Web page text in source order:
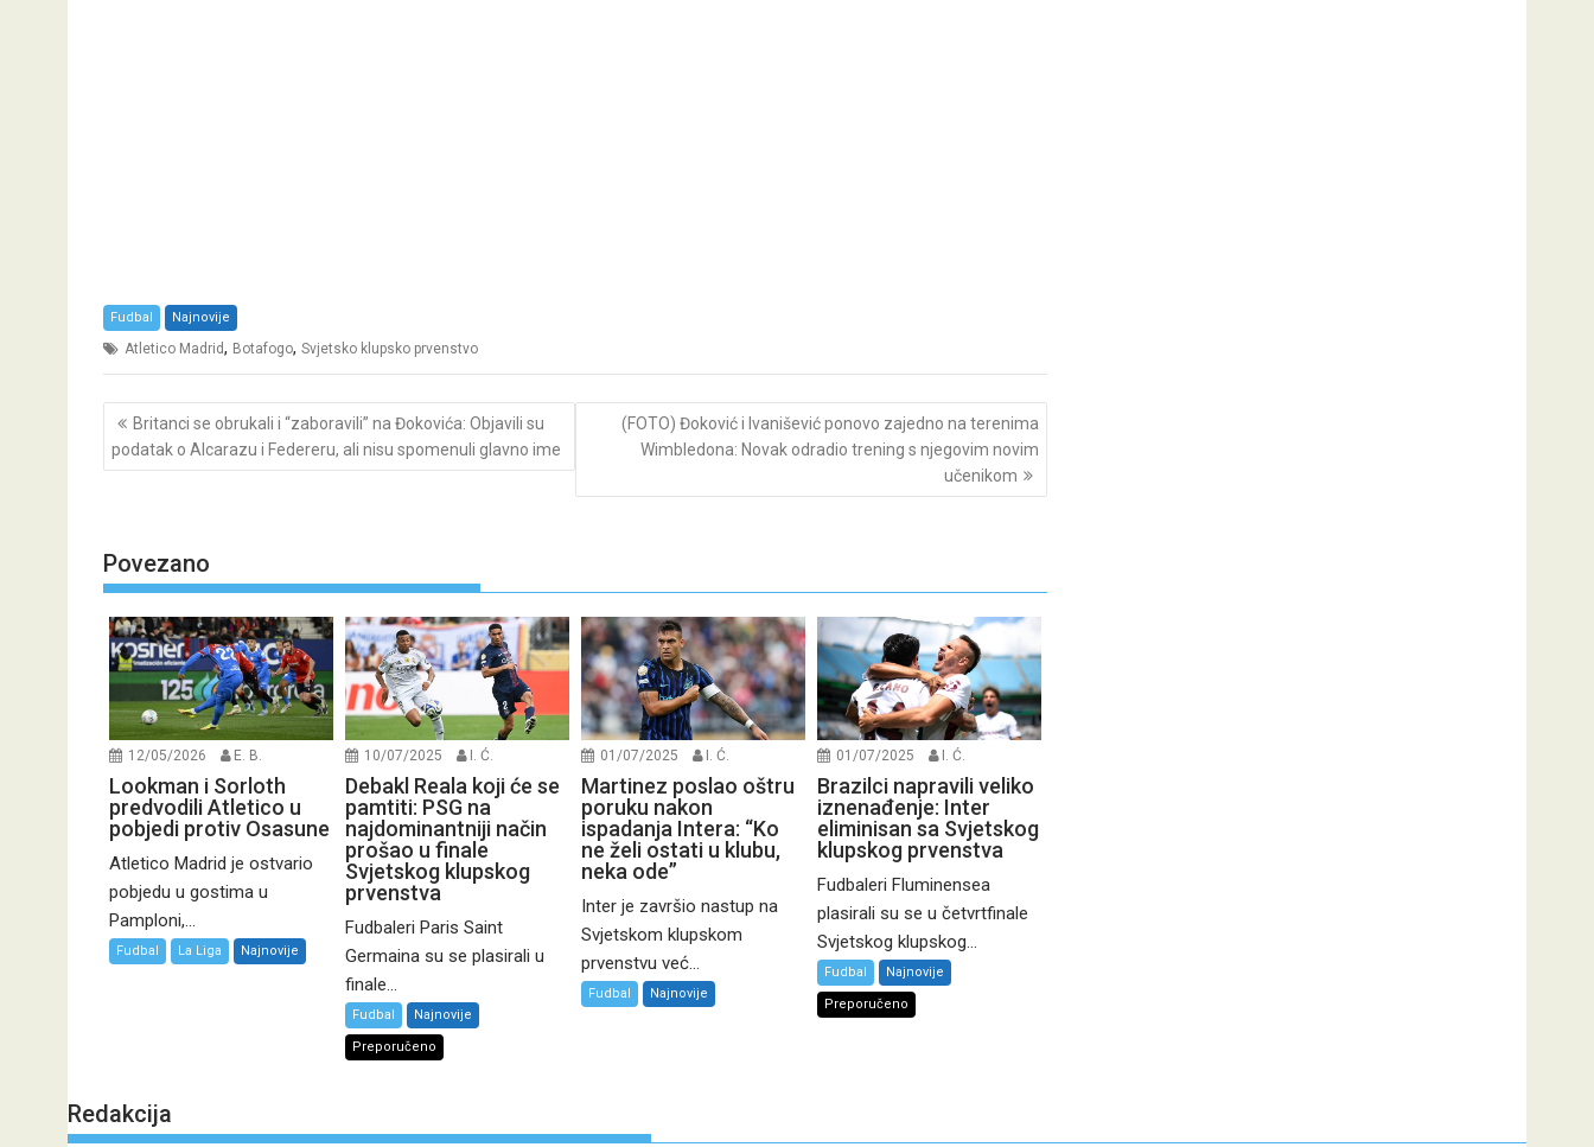
Fudbal Najnovije
Atletico Madrid, Botafogo, Svjetsko klupsko prvenstvo
Post
navigation
Britanci se obrukali i “zaboravili” na Đokovića: Objavili su
podatak o Alcarazu i Federeru, ali nisu spomenuli glavno ime
(FOTO) Đoković i Ivanišević ponovo zajedno na terenima
Wimbledona: Novak odradio trening s njegovim novim
učenikom
Povezano
12/05/2026 E. B.
Lookman i Sorloth
predvodili Atletico u
pobjedi protiv Osasune
Atletico Madrid je ostvario
pobjedu u gostima u
Pamploni,...
Fudbal La Liga Najnovije
10/07/2025 I. Ć.
Debakl Reala koji će se
pamtiti: PSG na
najdominantniji način
prošao u finale
Svjetskog klupskog
prvenstva
Fudbaleri Paris Saint
Germaina su se plasirali u
finale...
Fudbal Najnovije
Preporučeno
01/07/2025 I. Ć.
Martinez poslao oštru
poruku nakon
ispadanja Intera: “Ko
ne želi ostati u klubu,
neka ode”
Inter je završio nastup na
Svjetskom klupskom
prvenstvu već...
Fudbal Najnovije
01/07/2025 I. Ć.
Brazilci napravili veliko
iznenađenje: Inter
eliminisan sa Svjetskog
klupskog prvenstva
Fudbaleri Fluminensea
plasirali su se u četvrtfinale
Svjetskog klupskog...
Fudbal Najnovije
Preporučeno
Redakcija